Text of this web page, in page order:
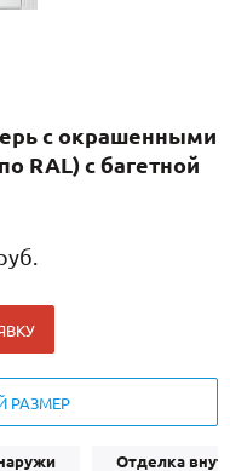
с окрашенными
RAL) с багетной
РАЗМЕР
Отделка